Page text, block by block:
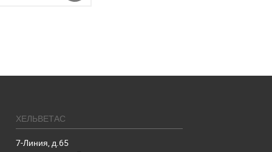
ХЕЛЬВЕТАС
7-Линия, д.65